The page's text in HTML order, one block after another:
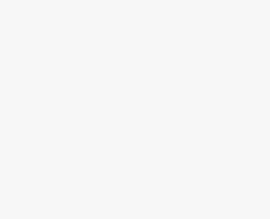
produktów. Firma regularnie